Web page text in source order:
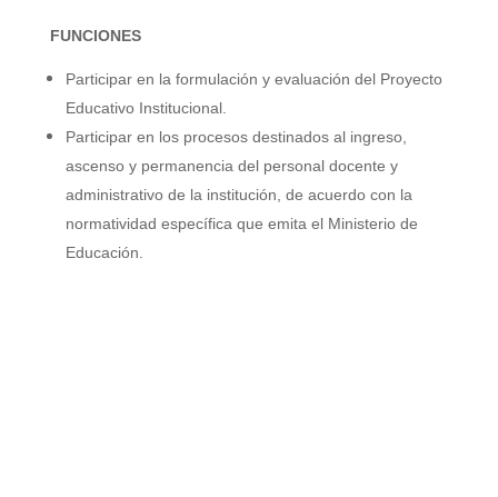
FUNCIONES
Participar en la formulación y evaluación del Proyecto
Educativo Institucional.
Participar en los procesos destinados al ingreso,
ascenso y permanencia del personal docente y
administrativo de la institución, de acuerdo con la
normatividad específica que emita el Ministerio de
Educación.